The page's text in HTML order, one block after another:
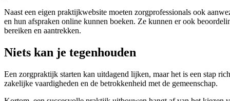
Naast een eigen praktijkwebsite moeten zorgprofessionals ook
en hun afspraken online kunnen boeken. Ze kunnen er ook
bereiken en aantrekken.
Niets kan je tegenhouden
Een zorgpraktijk starten kan uitdagend lijken, maar het is een stap
zakelijke vaardigheden en de betrokkenheid met de gemeenschap.